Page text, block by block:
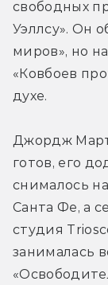
свободных
Уэллсу». Он
миров», но
«Ковбоев
духе.
Джордж
готов, его
снималось
Санта Фе, а
студия
занималась